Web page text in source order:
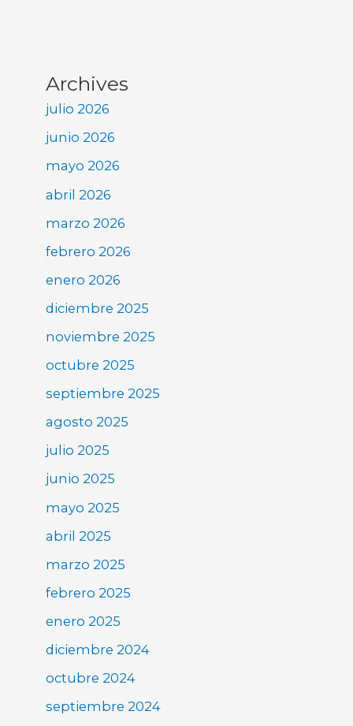
Archives
julio 2026
junio 2026
mayo 2026
abril 2026
marzo 2026
febrero 2026
enero 2026
diciembre 2025
noviembre 2025
octubre 2025
septiembre 2025
agosto 2025
julio 2025
junio 2025
mayo 2025
abril 2025
marzo 2025
febrero 2025
enero 2025
diciembre 2024
octubre 2024
septiembre 2024